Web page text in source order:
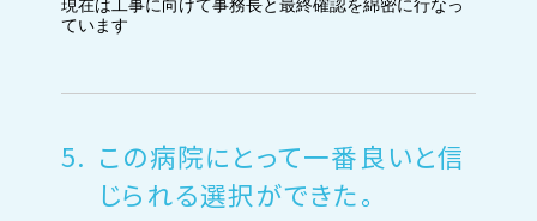
現在は工事に向けて事務長と最終確認を綿密に行なっ
ています
5. この病院にとって一番良いと信
じられる選択ができた。